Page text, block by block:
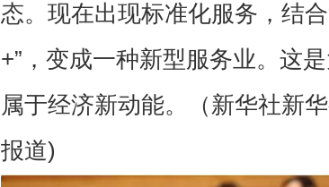
态。现在出现标准化服务，结合
+”，变成一种新型服务业。这是
属于经济新动能。（新华社新
报道)